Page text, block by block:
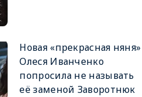
Новая «прекрасная няня»
Олеся Иванченко
попросила не называть
её заменой Заворотнюк